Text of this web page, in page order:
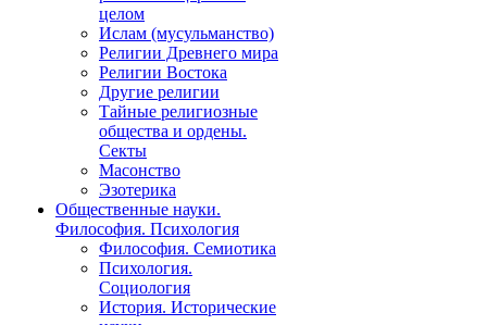
целом
Ислам (мусульманство)
Религии Древнего мира
Религии Востока
Другие религии
Тайные религиозные
общества и ордены.
Секты
Масонство
Эзотерика
Общественные науки.
Философия. Психология
Философия. Семиотика
Психология.
Социология
История. Исторические